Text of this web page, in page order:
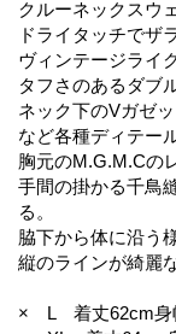
クルーネックスウ
ドライタッチでザ
ヴィンテージライ
タフさのあるダブ
ネック下のVガゼ
など各種ディテー
胸元のM.G.M.Cの
手間の掛かる千鳥
る。
脇下から体に沿う
縦のラインが綺麗
× L 着丈62cm身